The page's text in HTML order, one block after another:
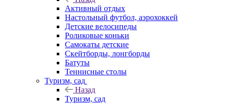
Активный отдых
Настольный футбол, аэрохоккей
Детские велосипеды
Роликовые коньки
Самокаты детские
Скейтборды, лонгборды
Батуты
Теннисные столы
Туризм, сад
Назад
Туризм, сад